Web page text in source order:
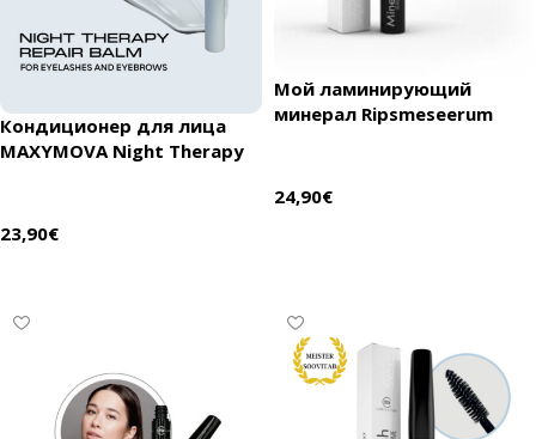
Кондиционер для лица
MAXYMOVA Night Therapy
23,90€
Мой ламинирующий
минерал Ripsmeseerum
24,90€